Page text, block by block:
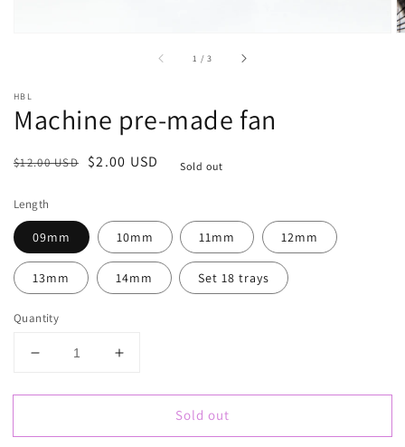
1 /of
3
HBL
Machine pre-made fan
Regular
$12.00 USD
Sale
$2.00 USD Sold out
Length
09mm 10mm 11mm 12mm
13mm 14mm Set 18 trays
Quantity
Decrease
for
pre-
Increase
for
Machine
pre-
Sold out